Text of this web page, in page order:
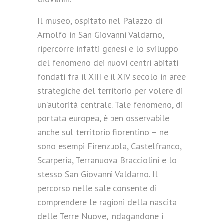
Il museo, ospitato nel Palazzo di
Arnolfo in San Giovanni Valdarno,
ripercorre infatti genesi e lo sviluppo
del fenomeno dei nuovi centri abitati
fondati fra il XIII e il XIV secolo in aree
strategiche del territorio per volere di
un’autorità centrale. Tale fenomeno, di
portata europea, è ben osservabile
anche sul territorio fiorentino – ne
sono esempi Firenzuola, Castelfranco,
Scarperia, Terranuova Bracciolini e lo
stesso San Giovanni Valdarno. Il
percorso nelle sale consente di
comprendere le ragioni della nascita
delle Terre Nuove, indagandone i